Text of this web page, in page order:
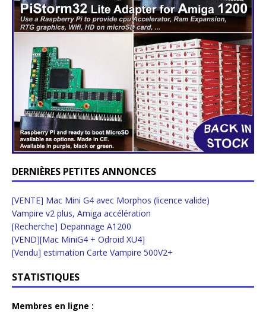
DERNIÈRES PETITES ANNONCES
[VENTE] Mac Mini G4 avec Morphos (licence valide)
Vampire v2 plus, Amiga accélération
[Recherche] Depannage A1200
[VEND][Mac MiniG4 + Odroid XU4]
[Vendu] estimation Carte Vampire 500V2+
STATISTIQUES
Membres en ligne :